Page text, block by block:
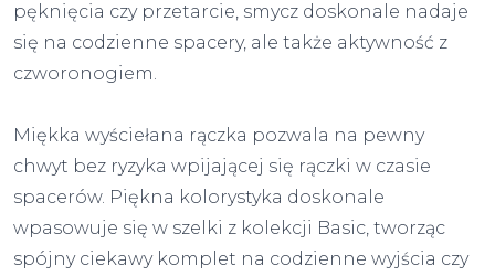
pęknięcia czy przetarcie, smycz doskonale nadaje
się na codzienne spacery, ale także aktywność z
czworonogiem.
Miękka wyściełana rączka pozwala na pewny
chwyt bez ryzyka wpijającej się rączki w czasie
spacerów. Piękna kolorystyka doskonale
wpasowuje się w szelki z kolekcji Basic, tworząc
spójny ciekawy komplet na codzienne wyjścia czy